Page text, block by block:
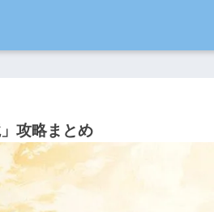
攻略まとめ